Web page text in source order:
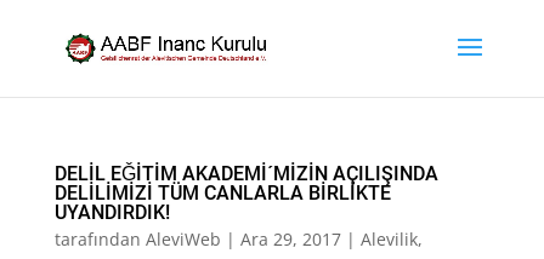
DELİL EǦİTİM AKADEMİ´MİZİN AÇILIŞINDA
DELİLİMİZİ TÜM CANLARLA BİRLİKTE
UYANDIRDIK!
tarafından AleviWeb | Ara 29, 2017| Alevilik,